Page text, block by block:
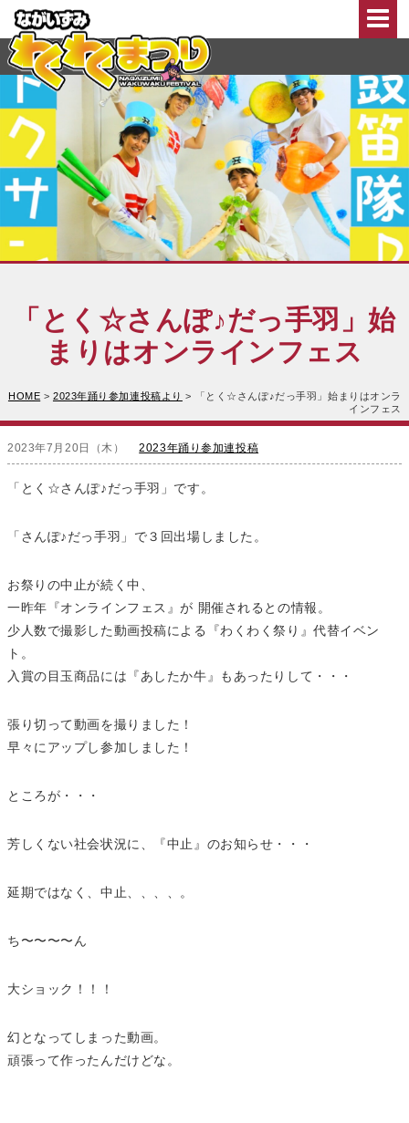
「とく☆さんぽ♪だっ手羽」始
まりはオンラインフェス
HOME > 2023年踊り参加連投稿より >
「とく☆さんぽ♪だっ手羽」始まりはオンラ
インフェス
2023年7月20日（木） 2023年踊り参加連投稿
「とく☆さんぽ♪だっ手羽」です。
「さんぽ♪だっ手羽」で３回出場しました。
お祭りの中止が続く中、
一昨年『オンラインフェス』が 開催されるとの情報。
少人数で撮影した動画投稿による『わくわく祭り』代替イベン
ト。
入賞の目玉商品には『あしたか牛』もあったりして・・・
張り切って動画を撮りました！
早々にアップし参加しました！
ところが・・・
芳しくない社会状況に、『中止』のお知らせ・・・
延期ではなく、中止、、、、。
ち〜〜〜〜ん
大ショック！！！
幻となってしまった動画。
頑張って作ったんだけどな。